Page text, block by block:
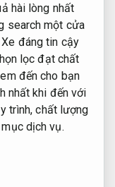
hài lòng nhất
search một cửa
đáng tin cậy
lọc đạt chất
đến cho bạn
nhất khi đến với
trình, chất lượng
dịch vụ.